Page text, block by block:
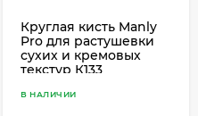
Круглая кисть Manly
Pro для растушевки
сухих и кремовых
текстур К133
В НАЛИЧИИ